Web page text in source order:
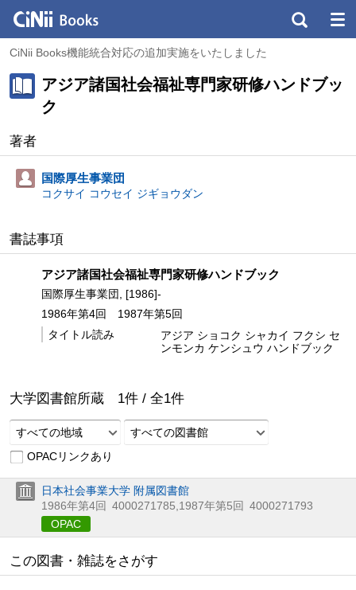
CiNii Books機能統合対応の追加実施をいたしました
アジア諸国社会福祉専門家研修ハンドブッ
ク
著者
国際厚生事業団
コクサイ コウセイ ジギョウダン
書誌事項
アジア諸国社会福祉専門家研修ハンドブック
国際厚生事業団, [1986]-
1986年第4回
1987年第5回
タイトル読み
アジア ショコク シャカイ フクシ セ
ンモンカ ケンシュウ ハンドブック
大学図書館所蔵 1件 / 全1件
すべての地域
すべての図書館
OPACリンクあり
日本社会事業大学 附属図書館
1986年第4回
4000271785 1987年第5回
4000271793
OPAC
この図書・雑誌をさがす